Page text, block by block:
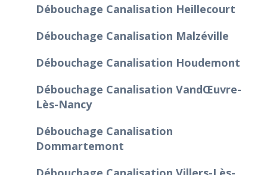
Débouchage Canalisation Heillecourt
Débouchage Canalisation Malzéville
Débouchage Canalisation Houdemont
Débouchage Canalisation Vandœuvre-
Lès-Nancy
Débouchage Canalisation
Dommartemont